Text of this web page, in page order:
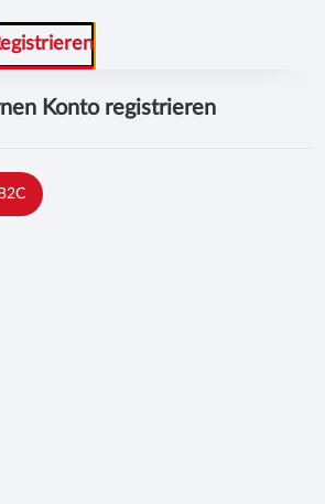
Konto registrieren